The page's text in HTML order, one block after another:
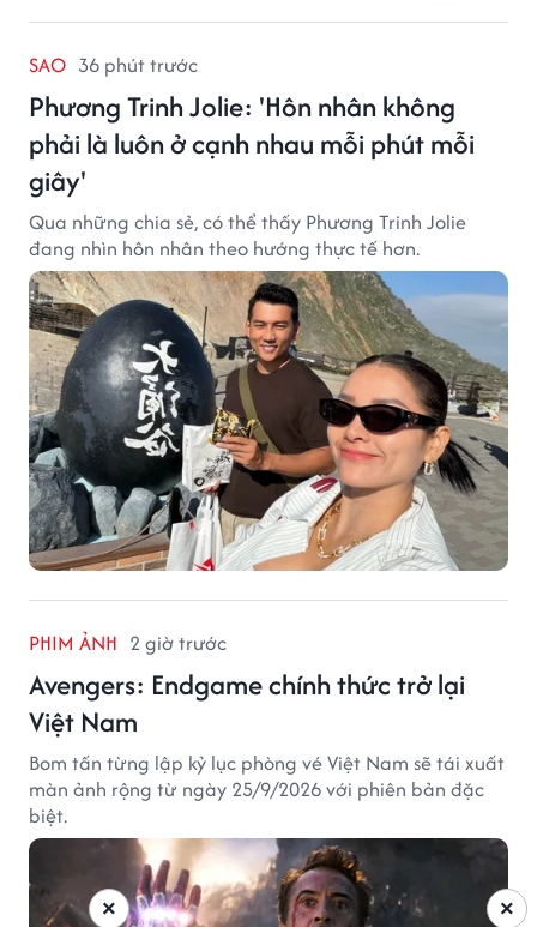
SAO 36 phút trước
Phương Trinh Jolie: 'Hôn nhân không
phải là luôn ở cạnh nhau mỗi phút mỗi
giây'
Qua những chia sẻ, có thể thấy Phương Trinh Jolie
đang nhìn hôn nhân theo hướng thực tế hơn.
PHIM ẢNH 2 giờ trước
Avengers: Endgame chính thức trở lại
Việt Nam
Bom tấn từng lập kỷ lục phòng vé Việt Nam sẽ tái xuất
màn ảnh rộng từ ngày 25/9/2026 với phiên bản đặc
biệt.
×
×